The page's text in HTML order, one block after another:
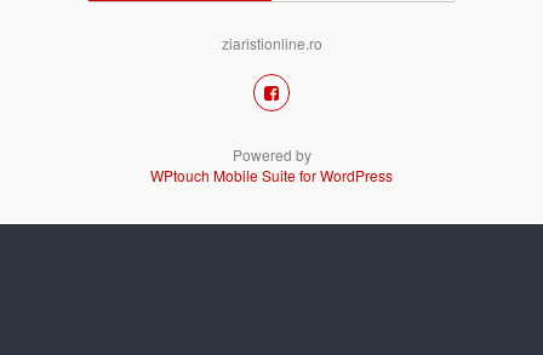
ziaristionline.ro
Powered by
WPtouch Mobile Suite for WordPress